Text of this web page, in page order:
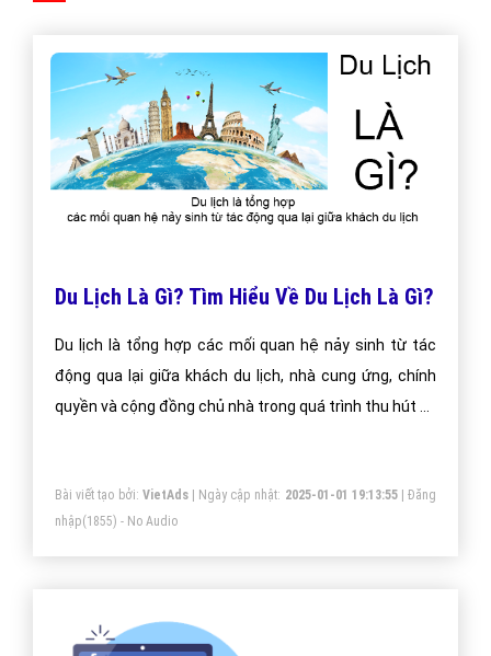
Du Lịch Là Gì? Tìm Hiểu Về Du Lịch Là Gì?
Du lịch là tổng hợp các mối quan hệ nảy sinh từ tác
động qua lại giữa khách du lịch, nhà cung ứng, chính
quyền và cộng đồng chủ nhà trong quá trình thu hút và
Bài viết tạo bởi: VietAds| Ngày cập nhật: 2025-01-01 19:13:55|Đăng
nhập(1855) - No Audio